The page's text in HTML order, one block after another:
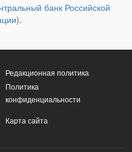
банк Российской
.
Редакционная политика
Политика
конфиденциальности
Карта сайта